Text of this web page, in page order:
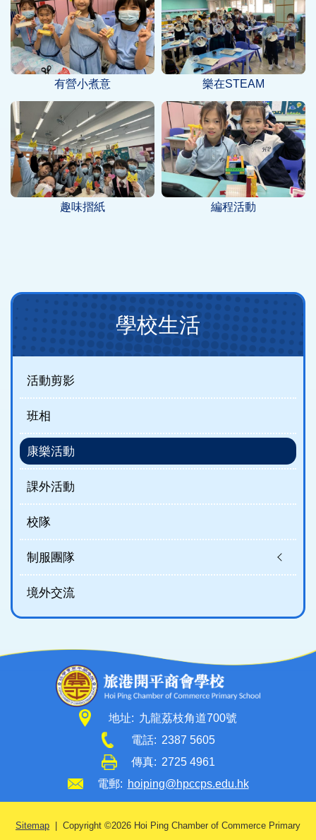
有營小煮意 樂在STEAM
趣味摺紙 編程活動
Main
(new)
學校生活
活動剪影
班相
康樂活動
課外活動
校隊
制服團隊
境外交流
地址: 九龍荔枝角道700號
電話: 2387 5605
傳真: 2725 4961
電郵: hoiping@hpccps.edu.hk
Sitemap | Copyright ©2026 Hoi Ping Chamber of Commerce Primary